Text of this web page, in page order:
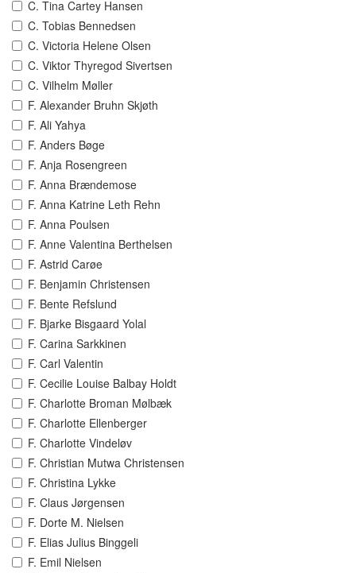
C. Tina Cartey Hansen
C. Tobias Bennedsen
C. Victoria Helene Olsen
C. Viktor Thyregod Sivertsen
C. Vilhelm Møller
F. Alexander Bruhn Skjøth
F. Ali Yahya
F. Anders Bøge
F. Anja Rosengreen
F. Anna Brændemose
F. Anna Katrine Leth Rehn
F. Anna Poulsen
F. Anne Valentina Berthelsen
F. Astrid Carøe
F. Benjamin Christensen
F. Bente Refslund
F. Bjarke Bisgaard Yolal
F. Carina Sarkkinen
F. Carl Valentin
F. Cecilie Louise Balbay Holdt
F. Charlotte Broman Mølbæk
F. Charlotte Ellenberger
F. Charlotte Vindeløv
F. Christian Mutwa Christensen
F. Christina Lykke
F. Claus Jørgensen
F. Dorte M. Nielsen
F. Elias Julius Binggeli
F. Emil Nielsen